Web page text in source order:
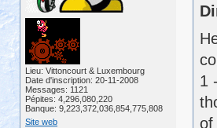
Lieu: Vittoncourt & Luxembourg
Date d'inscription: 20-11-2008
Messages: 1121
Pépites: 4,296,080,220
Banque: 9,223,372,036,854,775,808
Site web
1
of